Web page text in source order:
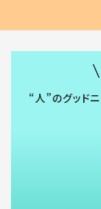
“人”のグッド